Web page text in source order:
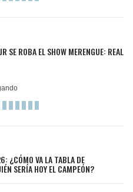
SE ROBA EL SHOW MERENGUE: REAL
¿CÓMO VA LA TABLA DE
SERÍA HOY EL CAMPEÓN?